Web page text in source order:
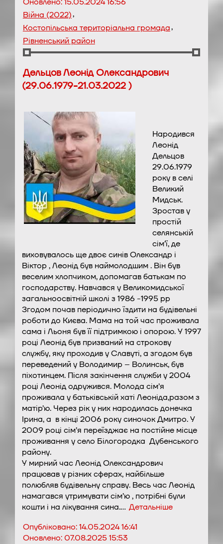
Війна (2022),
Костопільська територіальна громада,
Рівненський район
Дельцов Леонід Олександрович
(29.06.1979-21.03.2022 )
Народився
Леонід
Дельцов
29.06.1979
року в селі
Великий
Мидськ.
Зростав у
простій
селянській
сім’ї, де
виховувалось ще двоє синів Олександр і
Віктор , Леонід був наймолодшим . Він був
веселим хлопчиком, допомагав батькам по
господарству. Навчався у Великомидської
загальноосвітній школі з 1986 -1995 рр
Згодом почав періодично їздити на будівельні
роботи до Києва. Мама на той час проживала
сама і Льоня був її підтримкою і опорою. У 1997
році Леонід був призваний на строкову
службу, яку проходив у Славуті, а згодом був
переведений у Володимир – Волинськ, був
піхотинцем. Після закінчення служби у 2004
році Леонід одружився. Молода сім’я
проживала у батьківській хаті Леоніда,разом з
матір’ю. Через рік у них народилась донечка
Ірина, а в кінці 2006 року синочок Дмитро. У
2009 році сім’я переїзджає на постійне місце
проживання у село Білогородка Дубенського
району.
У мирний час Леонід Олександрович
працював у різних сферах, найбільше
полюбляв будівельну справу. Весь час Леонід
намагався утримувати сім’ю , потрібні були
кошти і на лікування сина.… Детальніше
Опубліковано:14.05.2024 16:41
Оновлено:07.08.2025 15:53